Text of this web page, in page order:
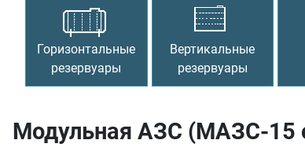
Горизонтальные
резервуары
Вертикальные
резервуары
Модульная АЗС (МАЗС-15